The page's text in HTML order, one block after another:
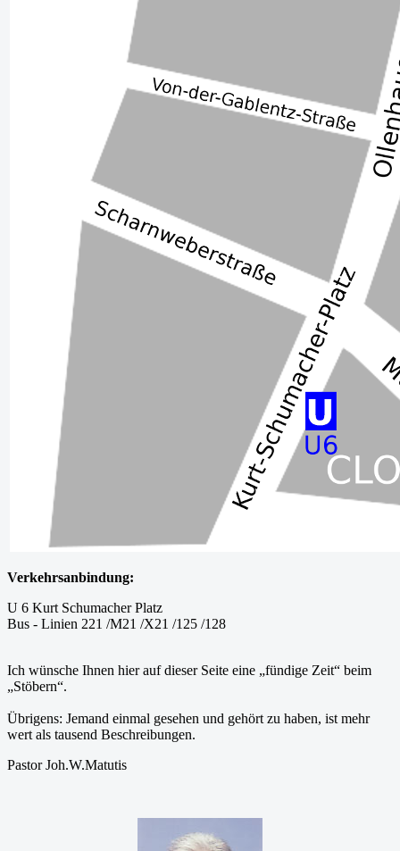
Verkehrsanbindung:
U 6 Kurt Schumacher Platz
Bus - Linien 221 /M21 /X21 /125 /128
Ich wünsche Ihnen hier auf dieser Seite eine „fündige Zeit“ beim
„Stöbern“.
Übrigens: Jemand einmal gesehen und gehört zu haben, ist mehr
wert als tausend Beschreibungen.
Pastor Joh.W.Matutis